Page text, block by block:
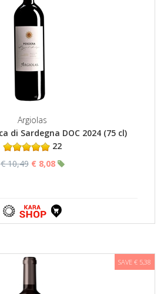
Argiolas
di Sardegna DOC 2024 (75 cl)
22
€ 10,49 € 8,08
SAVE € 5,38